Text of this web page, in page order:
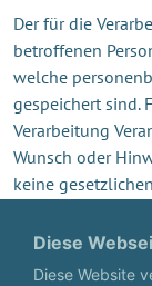
Der für die
betroffenen
welche
gespeichert sind.
Verarbeitung
Wunsch oder
keine
Verantwortlichen
Zusammenhang
Diese
Diese Website